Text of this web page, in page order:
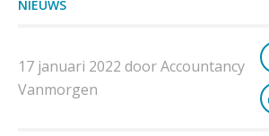
NIEUWS
17 januari 2022 door Accountancy
Vanmorgen
Het herbeleggen